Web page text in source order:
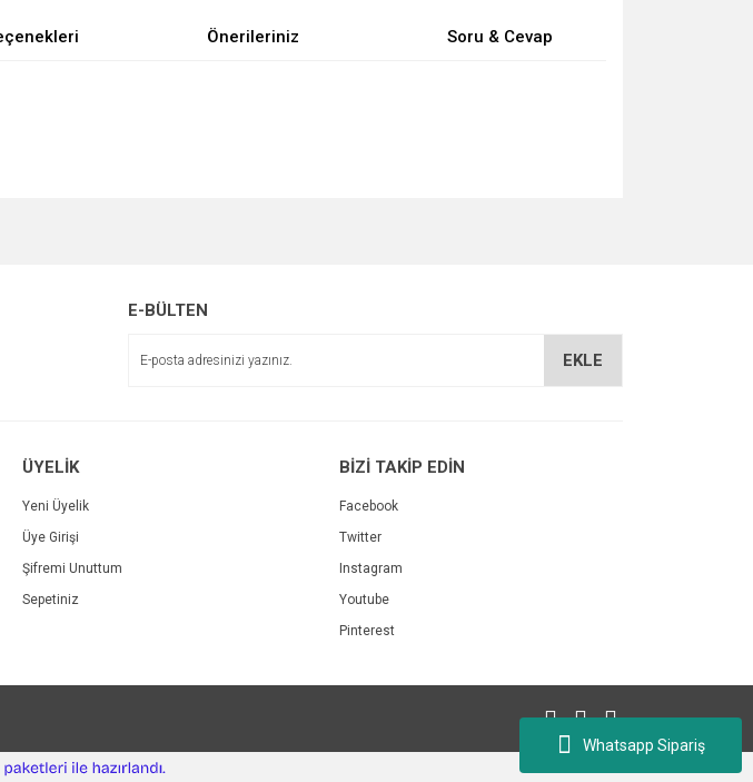
Whatsapp Sipariş
Önerileriniz Soru & Cevap
E-BÜLTEN
EKLE
ÜYELİK
Yeni Üyelik
Üye Girişi
Şifremi Unuttum
Sepetiniz
BİZİ TAKİP EDİN
Facebook
Twitter
Instagram
Youtube
Pinterest
e-